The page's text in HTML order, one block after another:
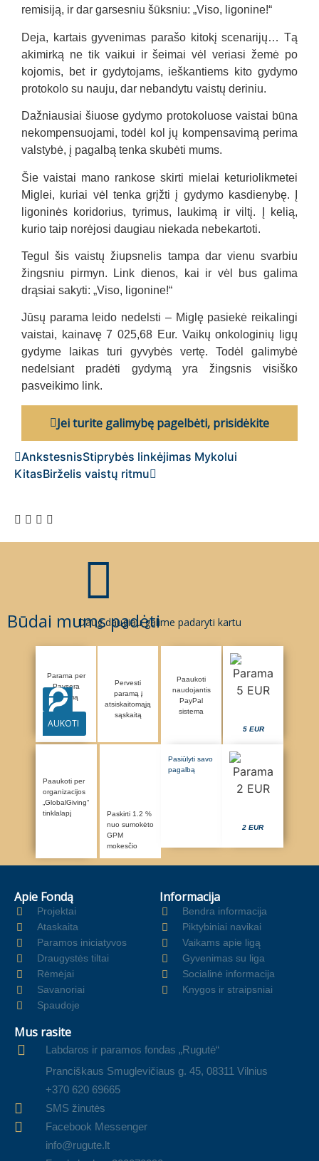
remisiją, ir dar garsesniu šūksniu: „Viso, ligonine!“
Deja, kartais gyvenimas parašo kitokį scenarijų… Tą
akimirką ne tik vaikui ir šeimai vėl veriasi žemė po
kojomis, bet ir gydytojams, ieškantiems kito gydymo
protokolo su nauju, dar nebandytu vaistų deriniu.
Dažniausiai šiuose gydymo protokoluose vaistai būna
nekompensuojami, todėl kol jų kompensavimą perima
valstybė, į pagalbą tenka skubėti mums.
Šie vaistai mano rankose skirti mielai keturiolikmetei
Miglei, kuriai vėl tenka grįžti į gydymo kasdienybę. Į
ligoninės koridorius, tyrimus, laukimą ir viltį. Į kelią,
kurio taip norėjosi daugiau niekada nebekartoti.
Tegul šis vaistų žiupsnelis tampa dar vienu svarbiu
žingsniu pirmyn. Link dienos, kai ir vėl bus galima
drąsiai sakyti: „Viso, ligonine!“
Jūsų parama leido nedelsti – Miglę pasiekė reikalingi
vaistai, kainavę7 025,68 Eur. Vaikų onkologinių ligų
gydyme laikas turi gyvybės vertę. Todėl galimybė
nedelsiant pradėti gydymą yra žingsnis visiško
pasveikimo link.
Jei turite galimybę pagelbėti, prisidėkite
AnkstesnisStiprybės linkėjimas Mykolui
KitasBirželis vaistų ritmu
Būdai mums padėti
Daug daugiau galime padaryti kartu
Parama per
Paysera
sistemą
AUKOTI
Pervesti
paramą į
atsiskaitomąją
sąskaitą
Paaukoti
naudojantis
PayPal
sistema
5 EUR
Paaukoti per
organizacijos
„GlobalGiving“
tinklalapį
Paskirti 1.2 %
nuo sumokėto
GPM
mokesčio
Pasiūlyti savo
pagalbą
2 EUR
Apie Fondą
Projektai
Ataskaita
Paramos iniciatyvos
Draugystės tiltai
Rėmėjai
Savanoriai
Spaudoje
Informacija
Bendra informacija
Piktybiniai navikai
Vaikams apie ligą
Gyvenimas su liga
Socialinė informacija
Knygos ir straipsniai
Mus rasite
Labdaros ir paramos fondas „Rugutė“
Pranciškaus Smuglevičiaus g. 45, 08311 Vilnius
+370 620 69665
SMS žinutės
Facebook Messenger
info@rugute.lt